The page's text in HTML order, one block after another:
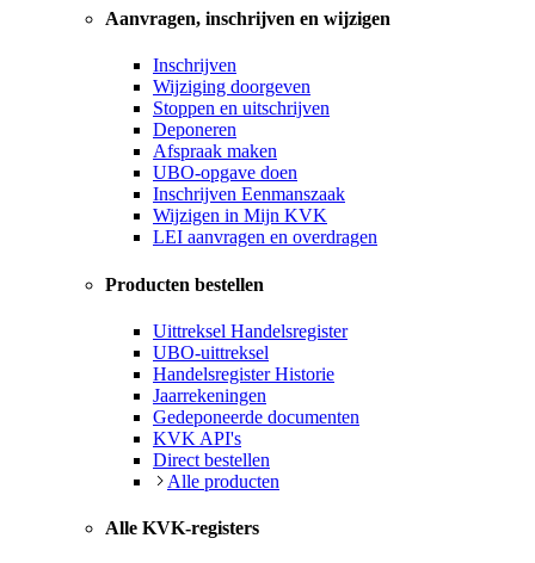
Aanvragen, inschrijven en wijzigen
Inschrijven
Wijziging doorgeven
Stoppen en uitschrijven
Deponeren
Afspraak maken
UBO-opgave doen
Inschrijven Eenmanszaak
Wijzigen in Mijn KVK
LEI aanvragen en overdragen
Producten bestellen
Uittreksel Handelsregister
UBO-uittreksel
Handelsregister Historie
Jaarrekeningen
Gedeponeerde documenten
KVK API's
Direct bestellen
Alle producten
Alle KVK-registers